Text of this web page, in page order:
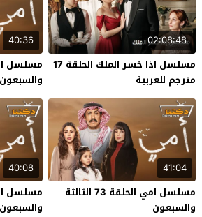
02:08:48
مسلسل اذا خسر الملك الحلقة 17
مترجم للعربية
40:36
والسبعون
41:04
مسلسل امي الحلقة 73 الثالثة
والسبعون
40:08
والسبعون